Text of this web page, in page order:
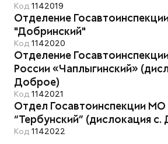
Код 1142019
Отделение
"Добринский"
Код 1142020
Отделение
России «Чаплыгинский»
Доброе)
Код 1142021
Отдел Госавтоинспекции
“Тербунский” (дислокация
Код 1142022